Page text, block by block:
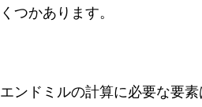
くつかあります。
エンドミルの計算に必要な要素